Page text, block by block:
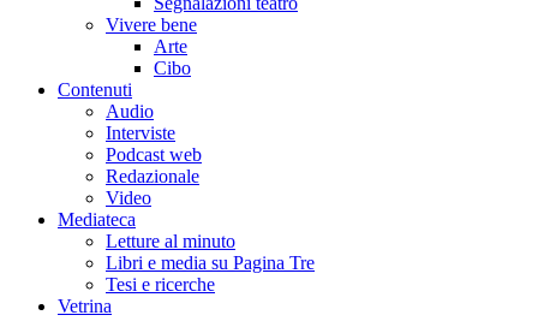
Vivere bene
Arte
Cibo
Contenuti
Audio
Interviste
Podcast web
Redazionale
Video
Mediateca
Letture al minuto
Libri e media su Pagina Tre
Tesi e ricerche
Vetrina